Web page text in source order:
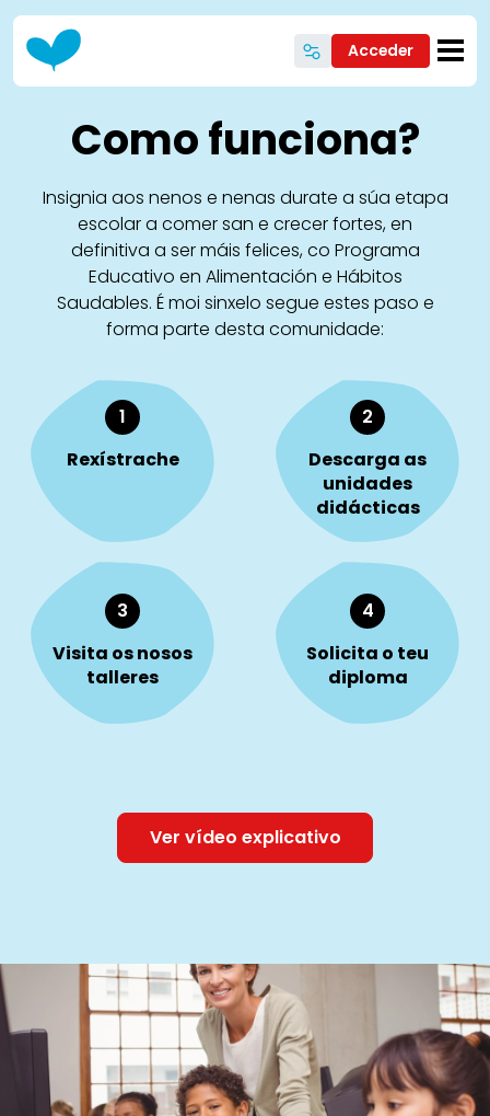
Ir o contido principal
Acceder
Como funciona?
Insignia aos nenos e nenas durate a súa etapa
escolar a comer san e crecer fortes, en
definitiva a ser máis felices, co Programa
Educativo en Alimentación e Hábitos
Saudables. É moi sinxelo segue estes paso e
forma parte desta comunidade:
1
Rexístrache
2
Descarga as
unidades
didácticas
3
Visita os nosos
talleres
4
Solicita o teu
diploma
Ver vídeo explicativo